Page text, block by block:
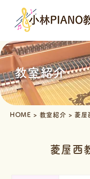
教室紹介
HOME > 教室紹介 > 菱屋
菱屋西